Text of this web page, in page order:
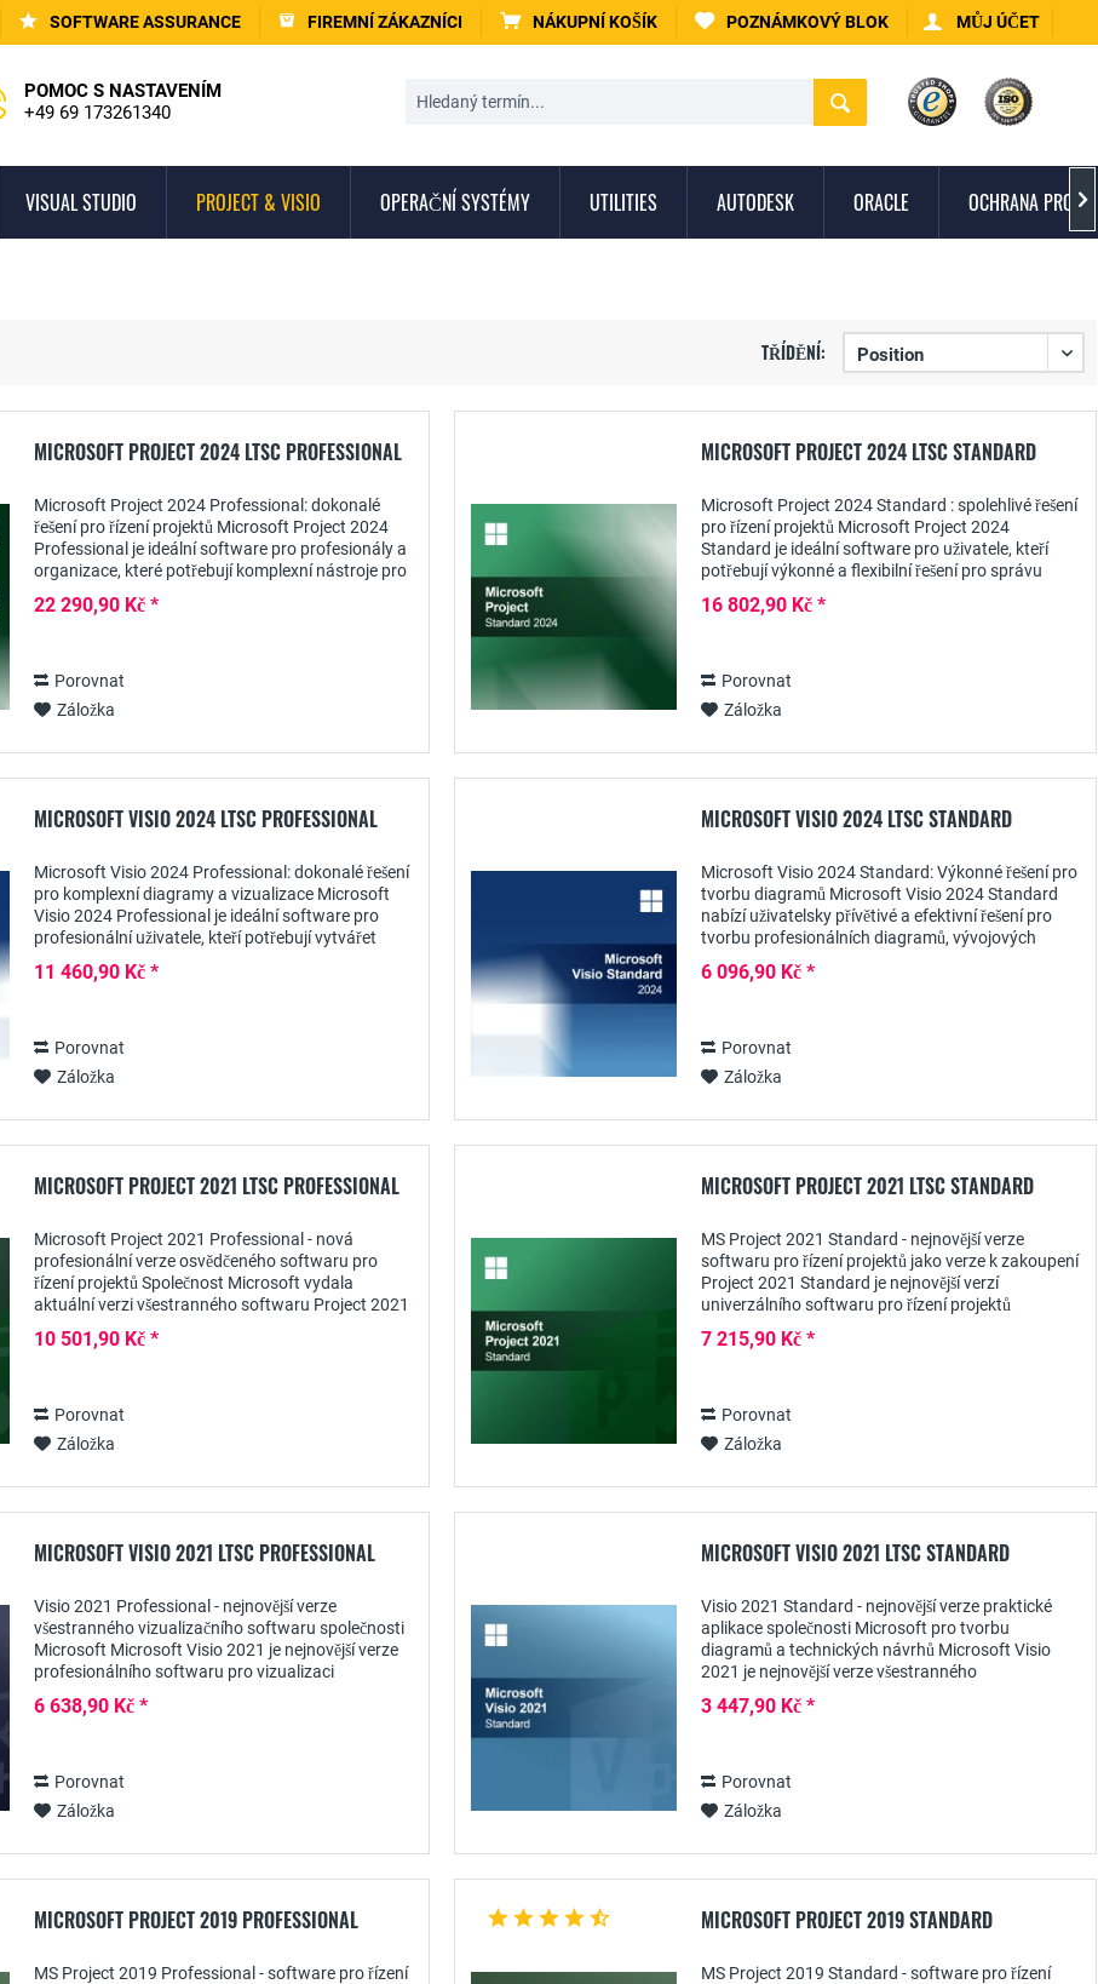
SOFTWARE ASSURANCE FIREMNÍ ZÁKAZNÍCI NÁKUPNÍ KOŠÍK POZNÁMKOVÝ BLOK MŮJ ÚČET
POMOC S NASTAVENÍM
+49 69 173261340
VISUAL STUDIO PROJECT & VISIO OPERAČNÍ SYSTÉMY UTILITIES AUTODESK ORACLE OCHRANA PROTI

TŘÍDĚNÍ:
MICROSOFT PROJECT 2024 LTSC PROFESSIONAL
Microsoft Project 2024 Professional: dokonalé
řešení pro řízení projektů Microsoft Project 2024
Professional je ideální software pro profesionály a
organizace, které potřebují komplexní nástroje pro
22 290,90 Kč *
Porovnat
Záložka
MICROSOFT PROJECT 2024 LTSC STANDARD
Microsoft Project 2024 Standard : spolehlivé řešení
pro řízení projektů Microsoft Project 2024
Standard je ideální software pro uživatele, kteří
potřebují výkonné a flexibilní řešení pro správu
16 802,90 Kč *
Porovnat
Záložka
MICROSOFT VISIO 2024 LTSC PROFESSIONAL
Microsoft Visio 2024 Professional: dokonalé řešení
pro komplexní diagramy a vizualizace Microsoft
Visio 2024 Professional je ideální software pro
profesionální uživatele, kteří potřebují vytvářet
11 460,90 Kč *
Porovnat
Záložka
MICROSOFT VISIO 2024 LTSC STANDARD
Microsoft Visio 2024 Standard: Výkonné řešení pro
tvorbu diagramů Microsoft Visio 2024 Standard
nabízí uživatelsky přívětivé a efektivní řešení pro
tvorbu profesionálních diagramů, vývojových
6 096,90 Kč *
Porovnat
Záložka
MICROSOFT PROJECT 2021 LTSC PROFESSIONAL
Microsoft Project 2021 Professional - nová
profesionální verze osvědčeného softwaru pro
řízení projektů Společnost Microsoft vydala
aktuální verzi všestranného softwaru Project 2021
pro...
10 501,90 Kč *
Porovnat
Záložka
MICROSOFT PROJECT 2021 LTSC STANDARD
MS Project 2021 Standard - nejnovější verze
softwaru pro řízení projektů jako verze k zakoupení
Project 2021 Standard je nejnovější verzí
univerzálního softwaru pro řízení projektů
malým a...
7 215,90 Kč *
Porovnat
Záložka
MICROSOFT VISIO 2021 LTSC PROFESSIONAL
Visio 2021 Professional - nejnovější verze
všestranného vizualizačního softwaru společnosti
Microsoft Microsoft Visio 2021 je nejnovější verze
profesionálního softwaru pro vizualizaci
obchodní,...
6 638,90 Kč *
Porovnat
Záložka
MICROSOFT VISIO 2021 LTSC STANDARD
Visio 2021 Standard - nejnovější verze praktické
aplikace společnosti Microsoft pro tvorbu
diagramů a technických návrhů Microsoft Visio
2021 je nejnovější verze všestranného
vytváření velkého...
3 447,90 Kč *
Porovnat
Záložka
MICROSOFT PROJECT 2019 PROFESSIONAL
MS Project 2019 Professional - software pro řízení
MICROSOFT PROJECT 2019 STANDARD
MS Project 2019 Standard - software pro řízení